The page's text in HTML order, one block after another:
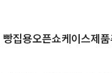
빵집용오픈쇼케이스제품